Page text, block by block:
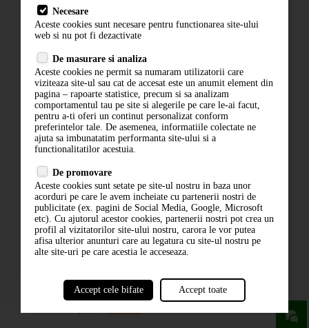
Livrare
Contact
Politica de confidentialitate
ANPC
ABONARE LA NEWSLETTER
ABONARE
Necesare
Aceste cookies sunt necesare pentru functionarea site-ului
web si nu pot fi dezactivate
De masurare si analiza
Aceste cookies ne permit sa numaram utilizatorii care
viziteaza site-ul sau cat de accesat este un anumit element din
pagina – rapoarte statistice, precum si sa analizam
comportamentul tau pe site si alegerile pe care le-ai facut,
pentru a-ti oferi un continut personalizat conform
preferintelor tale. De asemenea, informatiile colectate ne
ajuta sa imbunatatim performanta site-ului si a
functionalitatilor acestuia.
De promovare
Aceste cookies sunt setate pe site-ul nostru in baza unor
acorduri pe care le avem incheiate cu partenerii nostri de
publicitate (ex. pagini de Social Media, Google, Microsoft
etc). Cu ajutorul acestor cookies, partenerii nostri pot crea un
profil al vizitatorilor site-ului nostru, carora le vor putea
afisa ulterior anunturi care au legatura cu site-ul nostru pe
alte site-uri pe care acestia le acceseaza.
Accept cele bifate Accept toate